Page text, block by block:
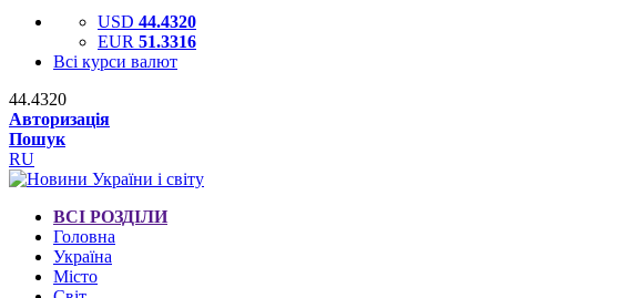
USD 44.4320
EUR 51.3316
Всі курси валют
44.4320
Авторизація
Пошук
RU
ВСІ РОЗДІЛИ
Головна
Україна
Місто